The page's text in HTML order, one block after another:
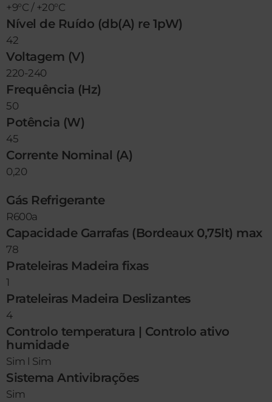
+9°C / +20°C
Nível de Ruído (db(A) re 1pW)
42
Voltagem (V)
220-240
Frequência (Hz)
50
Potência (W)
45
Corrente Nominal (A)
0,20
Gás Refrigerante
R600a
Capacidade Garrafas (Bordeaux 0,75lt) max
78
Prateleiras Madeira fixas
1
Prateleiras Madeira Deslizantes
4
Controlo temperatura | Controlo ativo
humidade
Sim l Sim
Sistema Antivibrações
Sim